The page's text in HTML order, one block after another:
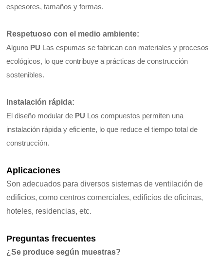
espesores, tamaños y formas.
Respetuoso con el medio ambiente:
Alguno PU Las espumas se fabrican con materiales y procesos
ecológicos, lo que contribuye a prácticas de construcción
sostenibles.
Instalación rápida:
El diseño modular de PU Los compuestos permiten una
instalación rápida y eficiente, lo que reduce el tiempo total de
construcción.
Aplicaciones
Son adecuados para diversos sistemas de ventilación de
edificios, como centros comerciales, edificios de oficinas,
hoteles, residencias, etc.
Preguntas frecuentes
¿Se produce según muestras?